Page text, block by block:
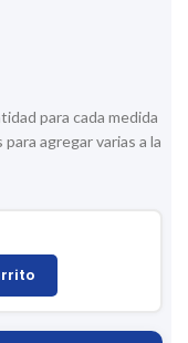
para cada medida
agregar varias a la